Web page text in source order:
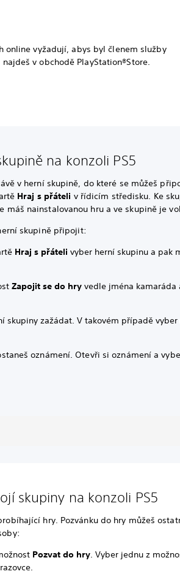
online vyžadují, abys byl členem služby
v obchodě PlayStation®Store.
na konzoli PS5
v herní skupině, do které se můžeš
Hraj s přáteli v řídicím středisku. Ke
máš nainstalovanou hru a ve skupině je
skupině připojit:
Hraj s přáteli vyber herní skupinu a pak
Zapojit se do hry vedle jména kamaráda
skupiny zažádat. V takovém případě
oznámení. Otevři si oznámení a
skupiny na konzoli PS5
hry. Pozvánku do hry můžeš
Pozvat do hry. Vyber jednu z